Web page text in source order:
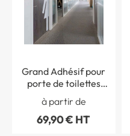
Grand Adhésif pour
porte de toilettes
femmes- Coupé à
Droite - Gamme Trend
- H 1600 x L 382 mm
à partir de
69,90 € HT